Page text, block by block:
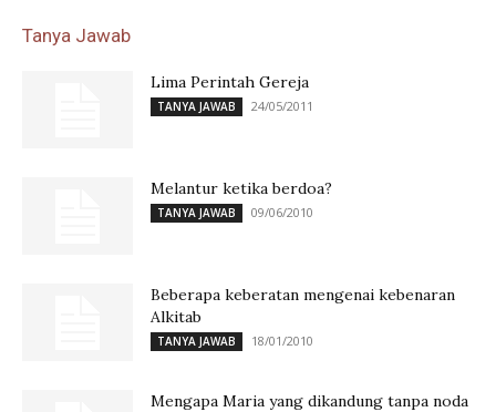
Tanya Jawab
Lima Perintah Gereja
TANYA JAWAB 24/05/2011
Melantur ketika berdoa?
TANYA JAWAB 09/06/2010
Beberapa keberatan mengenai kebenaran
Alkitab
TANYA JAWAB 18/01/2010
Mengapa Maria yang dikandung tanpa noda